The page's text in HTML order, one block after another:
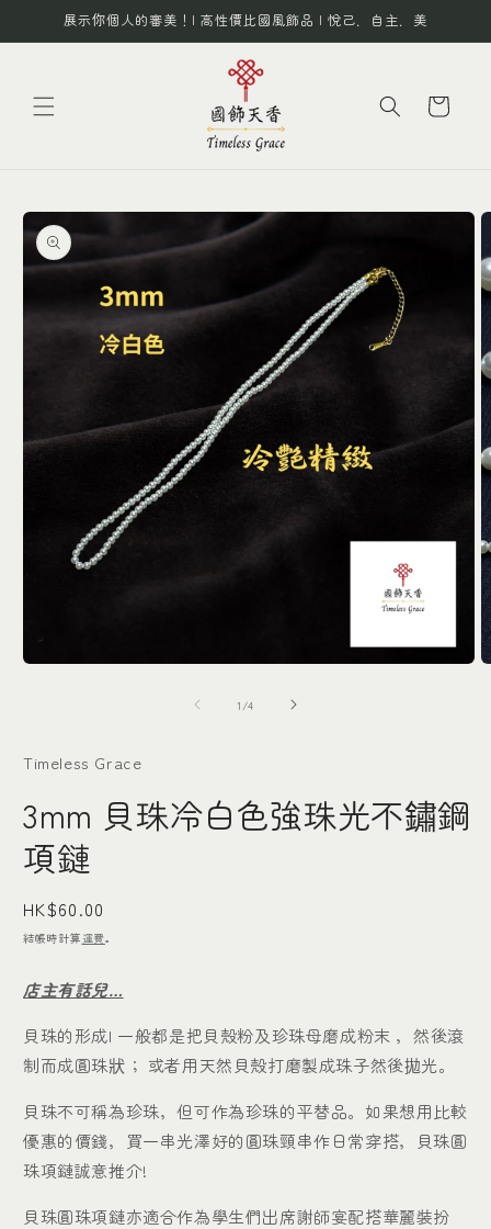
跳至內展示你個人的審美！| 高性價比國風飾品 | 悅己．自主．美
物
略過產
品資訊
窗
啟
多
媒
檔
1
1 //4
Timeless Grace
3mm 貝珠冷白色強珠光不鏽鋼
項鏈
定
價
HK$60.00
結帳時計算運費。
店主有話兒…
貝珠的形成| 一般都是把貝殼粉及珍珠母磨成粉末 ，然後滾
制而成圓珠狀； 或者用天然貝殼打磨製成珠子然後拋光。
貝珠不可稱為珍珠，但可作為珍珠的平替品。如果想用比較
優惠的價錢，買一串光澤好的圓珠頸串作日常穿搭，貝珠圓
珠項鏈誠意推介!
貝珠圓珠項鏈亦適合作為學生們出席謝師宴配搭華麗裝扮